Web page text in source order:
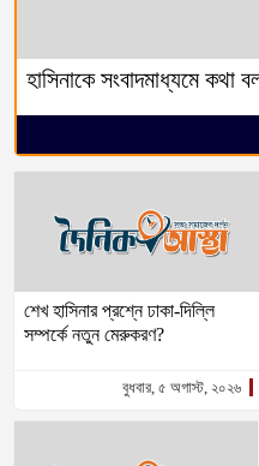
হাসিনাকে সংবাদমাধ্যমে কথা
শেখ হাসিনার প্রশ্নে ঢাকা-দিল্লি
সম্পর্কে নতুন মেরুকরণ?
বুধবার, ৫ অগাস্ট, ২০২৬